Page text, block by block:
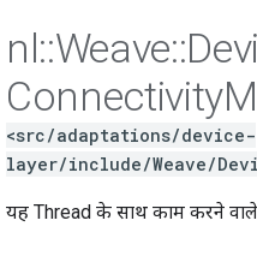
nl::Weave::
Connectivity
<src/adaptations/device-
layer/include/Weave/
यह Thread के साथ काम करने वाले